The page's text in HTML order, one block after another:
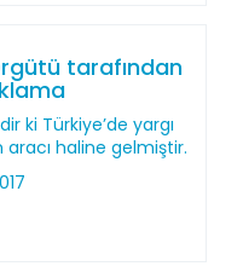
tarafından
ki Türkiye’de yargı
haline gelmiştir.